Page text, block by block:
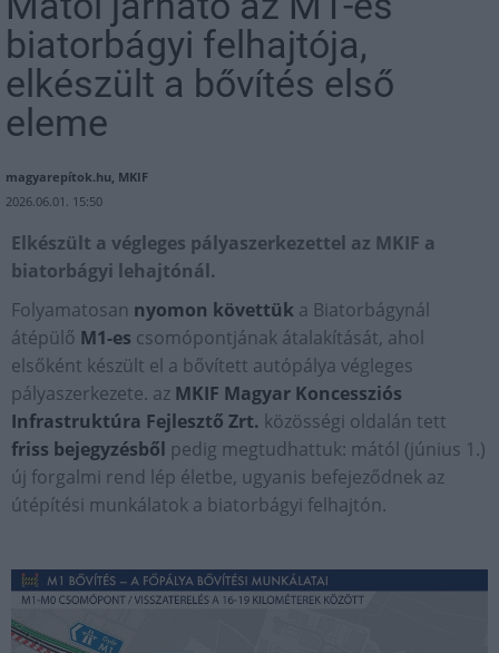
biatorbágyi felhajtója,
elkészült a bővítés első
eleme
magyarepítok.hu, MKIF
2026.06.01. 15:50
Elkészült a végleges pályaszerkezettel az MKIF a
biatorbágyi lehajtónál.
Folyamatosan nyomon követtük a Biatorbágynál
átépülő M1-es csomópontjának átalakítását, ahol
elsőként készült el a bővített autópálya végleges
pályaszerkezete. az MKIF Magyar Koncessziós
Infrastruktúra Fejlesztő Zrt. közösségi oldalán tett
friss bejegyzésből pedig megtudhattuk: mától (június 1.)
új forgalmi rend lép életbe, ugyanis befejeződnek az
útépítési munkálatok a biatorbágyi felhajtón.